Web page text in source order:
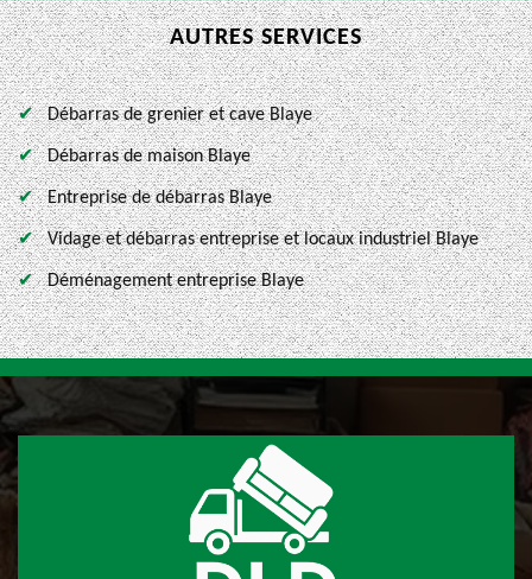
AUTRES SERVICES
Débarras de grenier et cave Blaye
Débarras de maison Blaye
Entreprise de débarras Blaye
Vidage et débarras entreprise et locaux industriel Blaye
Déménagement entreprise Blaye